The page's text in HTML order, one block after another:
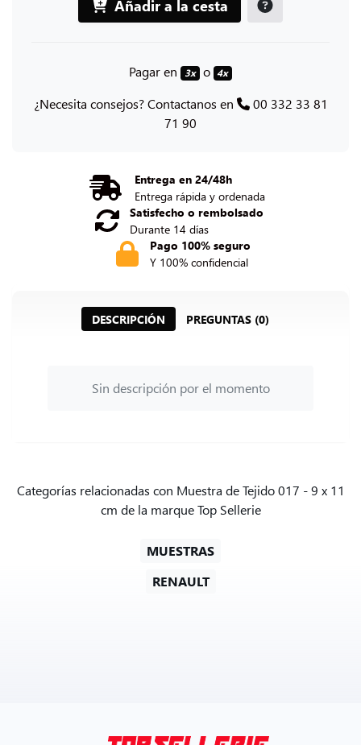
Añadir a la cesta
Pagar en 3x o 4x
¿Necesita consejos? Contactanos en
00 332 33 81
71 90
Entrega en 24/48h
Entrega rápida y ordenada
Satisfecho o rembolsado
Durante 14 días
Pago 100% seguro
Y 100% confidencial
DESCRIPCIÓN PREGUNTAS (0)
Sin descripción por el momento
Categorías relacionadas con Muestra de Tejido 017 - 9 x 11
cm de la marque Top Sellerie
MUESTRAS
RENAULT